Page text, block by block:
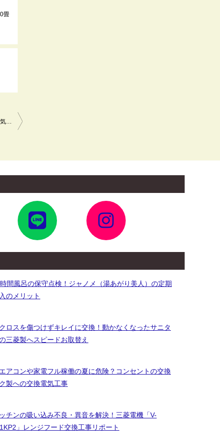
畳
換気扇交換工事 三菱電機 ダクト用換気扇 天井埋込形 VD-10Z13 電気工事および配管調査 川崎市幸区
イ
コ
ン
リ
イ
コ
ン
リ
間風呂の保守点検！ジャノメ（湯あがり美人）の定期
のメリット
ロスを傷つけずキレイに交換！動かなくなったサニタ
三菱製へスピードお取替え
アコンや家電フル稼働の夏に危険？コンセントの交換
製への交換電気工事
チンの吸い込み不良・異音を解決！三菱電機「V-
」レンジフード交換工事リポート